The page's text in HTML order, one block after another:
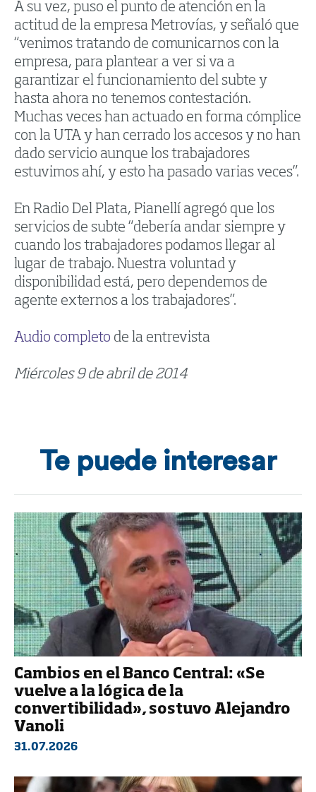
A su vez, puso el punto de atención en la
actitud de la empresa Metrovías, y señaló que
“venimos tratando de comunicarnos con la
empresa, para plantear a ver si va a
garantizar el funcionamiento del subte y
hasta ahora no tenemos contestación.
Muchas veces han actuado en forma cómplice
con la UTA y han cerrado los accesos y no han
dado servicio aunque los trabajadores
estuvimos ahí, y esto ha pasado varias veces”.
En Radio Del Plata, Pianellí agregó que los
servicios de subte “debería andar siempre y
cuando los trabajadores podamos llegar al
lugar de trabajo. Nuestra voluntad y
disponibilidad está, pero dependemos de
agente externos a los trabajadores”.
Audio completo de la entrevista
Miércoles 9 de abril de 2014
Te puede interesar
Cambios en el Banco Central: «Se
vuelve a la lógica de la
convertibilidad», sostuvo Alejandro
Vanoli
31.07.2026